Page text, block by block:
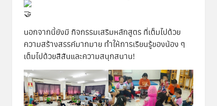
นอกจากนี้ยังมี กิจกรรมเสริมหลักสูตร ที่เต็มไปด้วย
ความสร้างสรรค์มากมาย ทำให้การเรียนรู้ของน้อง ๆ
เต็มไปด้วยสีสันและความสนุกสนาน!